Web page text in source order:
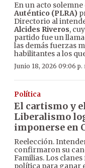
En un acto solemne
Auténtico (PLRA)
Directorio al
Alcides Riveros,
partido fue un
las demás fuerzas
habilitantes a los
Junio 18, 2026 09:06 p.
Política
El cartismo y
Liberalismo
imponerse en
Reelección.
confirmaron su
Familias. Los
política para ganar